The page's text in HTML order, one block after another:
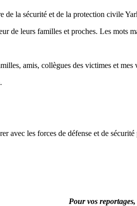
la sécurité et de la protection civile
de leurs familles et proches. Les mots
amis, collègues des victimes et
avec les forces de défense et de
Pour vos